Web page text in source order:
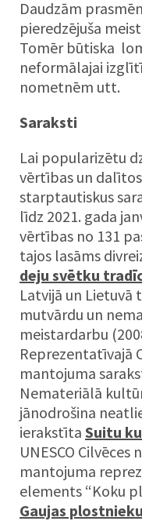
Daudzām
pieredzējuša
Tomēr būtiska
neformālajai
nometnēm utt.
Saraksti
Lai popularizētu
vērtības un dalītos
starptautiskus
līdz 2021. gada
vērtības no 131
tajos lasāms
deju svētku
Latvijā un Lietuvā
mutvārdu un
meistardarbu
Reprezentatīvajā
mantojuma
Nemateriālā
jānodrošina
ierakstīta Suitu
UNESCO
mantojuma
elements “Koku
Gaujas